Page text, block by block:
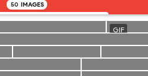
50 IMAGES